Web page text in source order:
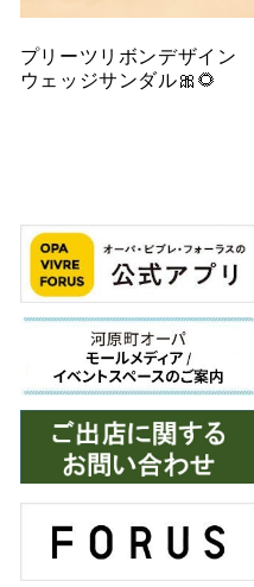
プリーツリボンデザイン
ウェッジサンダル🎀🌻